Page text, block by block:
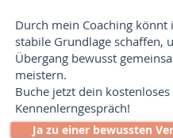
Durch mein Coaching könnt
stabile Grundlage schaffen,
Übergang bewusst
meistern.
Buche jetzt dein kostenloses
Kennenlerngespräch!
Ja zu einer bewussten